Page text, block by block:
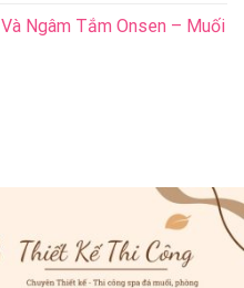
Ngâm Tắm Onsen – Muối